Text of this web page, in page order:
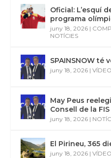
Oficial: L’esquí
programa
juny 18, 2026 |
NOTÍCIES
SPAINSNOW té
juny 18, 2026 |VÍDEO
May Peus
Consell de la FIS
juny 18, 2026 |
El Pirineu, 365
juny 18, 2026 |VÍDEO